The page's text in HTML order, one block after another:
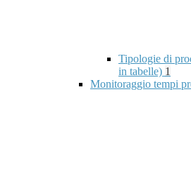
Tipologie di
in tabelle) 1
Monitoraggio tempi